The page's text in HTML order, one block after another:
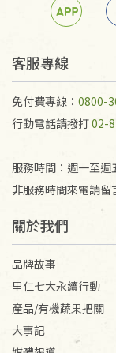
任何折損、磨
不接受退貨之
代為結緣處理
產生的運費100
客服專線
免付費專線： 0800-
行動電話請撥打02-
服務時間：週一至週
非服務時間來電請留
關於我們
品牌故事
里仁七大永續行動
產品/有機蔬果把關
大事記